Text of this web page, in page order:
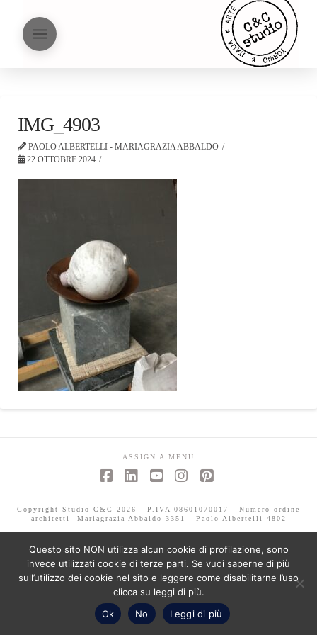
IMG_4903
PAOLO ALBERTELLI - MARIAGRAZIA ABBALDO
22 OTTOBRE 2024
ASSIGN A MENU
Copyright Studio C&C 2026 - P.IVA 08601070017 - Numero ordine
architetti -Mariagrazia Abbaldo 3351 - Paolo Albertelli 4802
Questo sito NON utilizza alcun cookie di profilazione, sono
invece utilizzati cookie di terze parti. Se vuoi saperne di più
sull’utilizzo dei cookie nel sito e leggere come disabilitarne l’uso
clicca su leggi di più.
Ok
No Leggi di più